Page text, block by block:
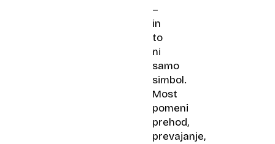
–
in
to
ni
samo
simbol.
Most
pomeni
prehod,
prevajanje,